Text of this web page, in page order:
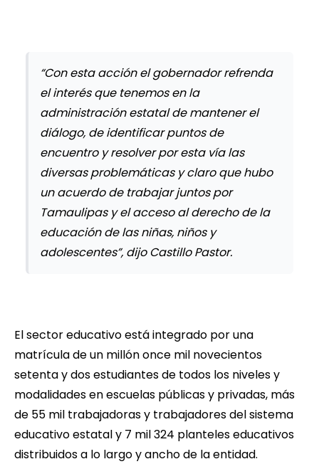
“Con esta acción el gobernador refrenda
el interés que tenemos en la
administración estatal de mantener el
diálogo, de identificar puntos de
encuentro y resolver por esta vía las
diversas problemáticas y claro que hubo
un acuerdo de trabajar juntos por
Tamaulipas y el acceso al derecho de la
educación de las niñas, niños y
adolescentes”, dijo Castillo Pastor.
El sector educativo está integrado por una
matrícula de un millón once mil novecientos
setenta y dos estudiantes de todos los niveles y
modalidades en escuelas públicas y privadas, más
de 55 mil trabajadoras y trabajadores del sistema
educativo estatal y 7 mil 324 planteles educativos
distribuidos a lo largo y ancho de la entidad.